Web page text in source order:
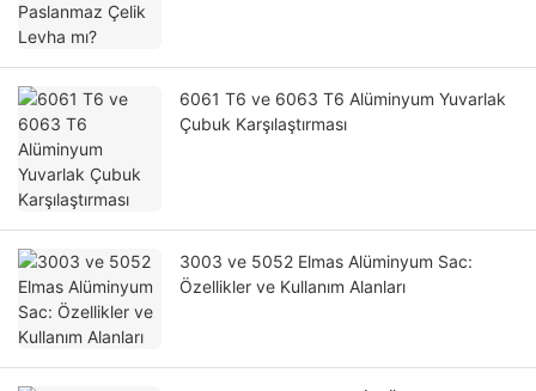
6061 T6 ve 6063 T6 Alüminyum Yuvarlak
Çubuk Karşılaştırması
3003 ve 5052 Elmas Alüminyum Sac:
Özellikler ve Kullanım Alanları